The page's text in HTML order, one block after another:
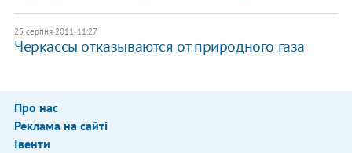
25 серпня 2011, 11:27
Черкассы отказываются от природного газа
Про нас
Реклама на сайті
Івенти